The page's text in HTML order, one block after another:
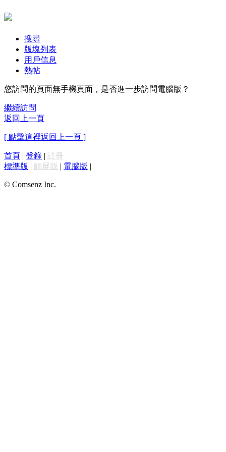
搜尋
版塊列表
用戶信息
熱帖
您訪問的頁面無手機頁面，是否進一步訪問電腦版？
繼續訪問
返回上一頁
[ 點擊這裡返回上一頁 ]
首頁 | 登錄 | 註冊
標準版 | 觸屏版 | 電腦版 |
© Comsenz Inc.